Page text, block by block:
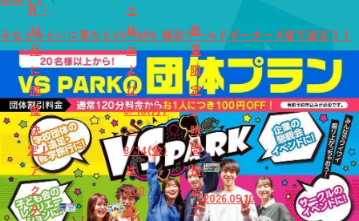
月・
10
月
に
開
催
決
定！
ア
ク
テ
土
日
お
よ
び
8/10(月)
～
8/14(金)
は
9:00
の
数
量
限
定
♪
時
間
指
定
で
2026.05.10
みなとみらいに来たらVS PARK 横浜ワールドポーターズ店で遊ぼう！